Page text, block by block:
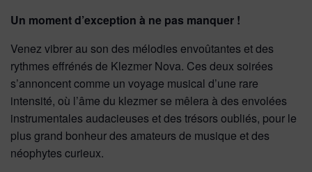
Un moment d’exception à ne pas manquer !
Venez vibrer au son des mélodies envoûtantes et des
rythmes effrénés de Klezmer Nova. Ces deux soirées
s’annoncent comme un voyage musical d’une rare
intensité, où l’âme du klezmer se mêlera à des envolées
instrumentales audacieuses et des trésors oubliés, pour le
plus grand bonheur des amateurs de musique et des
néophytes curieux.